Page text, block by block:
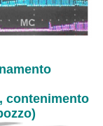
contenimento